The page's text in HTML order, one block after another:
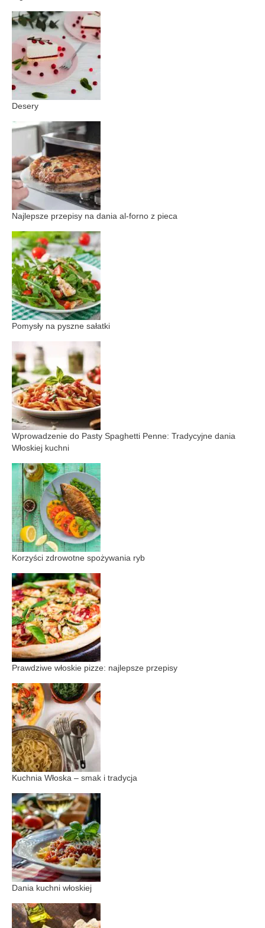
Desery
Najlepsze przepisy na dania al-forno z pieca
Pomysły na pyszne sałatki
Wprowadzenie do Pasty Spaghetti Penne: Tradycyjne dania
Włoskiej kuchni
Korzyści zdrowotne spożywania ryb
Prawdziwe włoskie pizze: najlepsze przepisy
Kuchnia Włoska – smak i tradycja
Dania kuchni włoskiej